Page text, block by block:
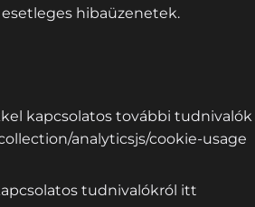
hibaüzenetek.
kapcsolatos további tudnivalók
analyticsjs/cookie-usage
tudnivalókról itt